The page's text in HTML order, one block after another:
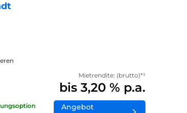
Mietrendite: (brutto)*¹
bis 3,20 % p.a.
Angebot